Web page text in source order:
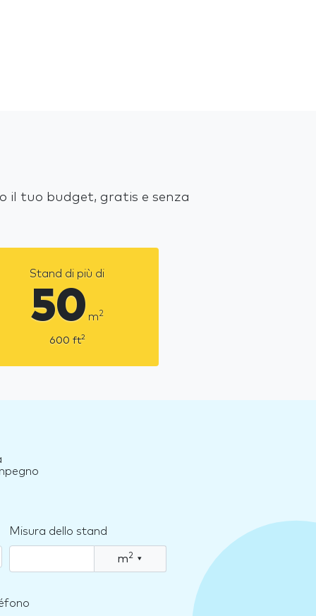
il tuo budget, gratis e senza
Stand di più di
50 m2
600 ft2
Misura dello stand
m2 ▾